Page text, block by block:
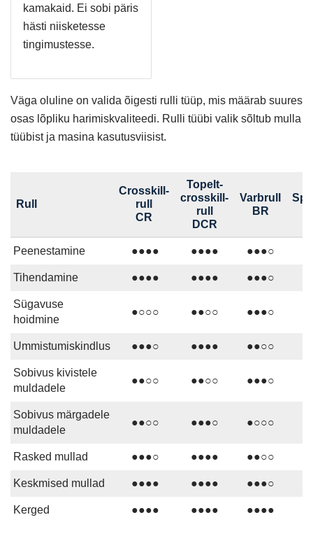
kamakaid. Ei sobi päris
hästi niisketesse
tingimustesse.
Väga oluline on valida õigesti rulli tüüp, mis määrab suures
osas lõpliku harimiskvaliteedi. Rulli tüübi valik sõltub mulla
tüübist ja masina kasutusviisist.
Rull
Crosskill-
rull
CR
Topelt-
crosskill-
rull
DCR
Varbrull
BR
Peenestamine ●●●● ●●●● ●●●○
Tihendamine ●●●● ●●●● ●●●○
Sügavuse
hoidmine
●○○○ ●●○○ ●●●○
Ummistumiskindlus ●●●○ ●●●● ●●○○
Sobivus kivistele
muldadele
●●○○ ●●○○ ●●●○
Sobivus märgadele
muldadele
●●○○ ●●●○ ●○○○
Rasked mullad ●●●○ ●●●● ●●○○
Keskmised mullad ●●●● ●●●● ●●●○
Kerged ●●●● ●●●● ●●●●